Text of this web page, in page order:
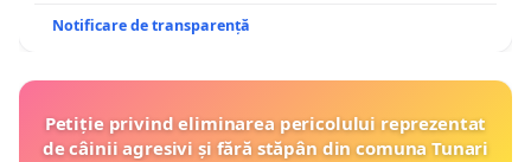
Notificare de transparență
Petiție privind eliminarea pericolului reprezentat
de câinii agresivi și fără stăpân din comuna Tunari